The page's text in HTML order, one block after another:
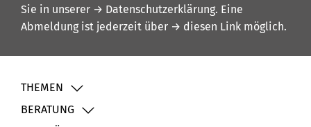
Sie in unserer → Datenschutzerklärung. Eine
Abmeldung ist jederzeit über → diesen Link möglich.
THEMEN
BERATUNG